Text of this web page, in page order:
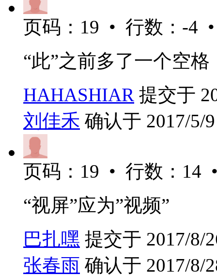
页码：19 • 行数：-4
“此”之前多了一个空格
HAHASHIAR 提交于
刘佳禾 确认于 2017/5/
页码：19 • 行数：14
“视屏”应为”视频”
巴扎嘿 提交于 2017/8/
张春雨 确认于 2017/8/